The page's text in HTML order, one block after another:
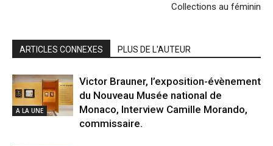
Collections au féminin
ARTICLES CONNEXES PLUS DE L'AUTEUR
A LA UNE
Victor Brauner, l’exposition-évènement
du Nouveau Musée national de
Monaco, Interview Camille Morando,
commissaire.